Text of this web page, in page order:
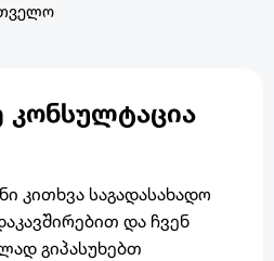
ᲙᲝᲜᲡᲣᲚᲢᲐᲪᲘᲐ
კითხვა საგადასახადო
და ჩვენ
გიპასუხებთ